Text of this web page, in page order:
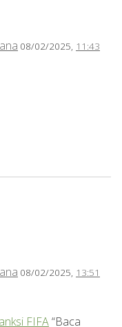
08/02/2025, 11:43
08/02/2025, 13:51
FIFA“Baca